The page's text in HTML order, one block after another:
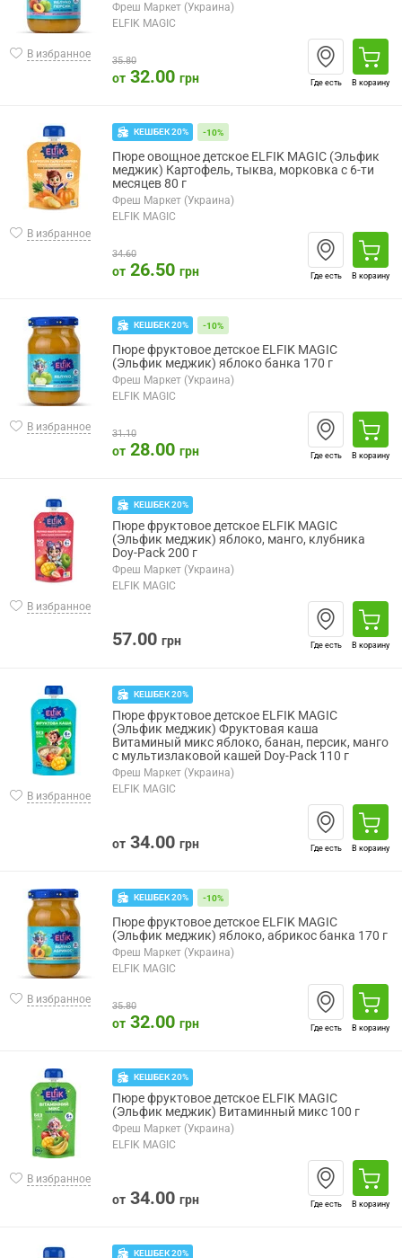
В избранное
Фреш Маркет (Украина)
ELFIK MAGIC
35.80
от 32.00 грн Где есть В корзину
В избранное
КЕШБЕК 20% -10%
Пюре овощное детское ELFIK MAGIC (Эльфик
меджик) Картофель, тыква, морковка с 6-ти
месяцев 80 г
Фреш Маркет (Украина)
ELFIK MAGIC
34.60
от 26.50 грн Где есть В корзину
В избранное
КЕШБЕК 20% -10%
Пюре фруктовое детское ELFIK MAGIC
(Эльфик меджик) яблоко банка 170 г
Фреш Маркет (Украина)
ELFIK MAGIC
31.10
от 28.00 грн Где есть В корзину
В избранное
КЕШБЕК 20%
Пюре фруктовое детское ELFIK MAGIC
(Эльфик меджик) яблоко, манго, клубника
Doy-Pack 200 г
Фреш Маркет (Украина)
ELFIK MAGIC
57.00 грн Где есть В корзину
В избранное
КЕШБЕК 20%
Пюре фруктовое детское ELFIK MAGIC
(Эльфик меджик) Фруктовая каша
Витаминый микс яблоко, банан, персик, манго
с мультизлаковой кашей Doy-Pack 110 г
Фреш Маркет (Украина)
ELFIK MAGIC
от 34.00 грн Где есть В корзину
В избранное
КЕШБЕК 20% -10%
Пюре фруктовое детское ELFIK MAGIC
(Эльфик меджик) яблоко, абрикос банка 170 г
Фреш Маркет (Украина)
ELFIK MAGIC
35.80
от 32.00 грн Где есть В корзину
В избранное
КЕШБЕК 20%
Пюре фруктовое детское ELFIK MAGIC
(Эльфик меджик) Витаминный микс 100 г
Фреш Маркет (Украина)
ELFIK MAGIC
от 34.00 грн Где есть В корзину
КЕШБЕК 20%